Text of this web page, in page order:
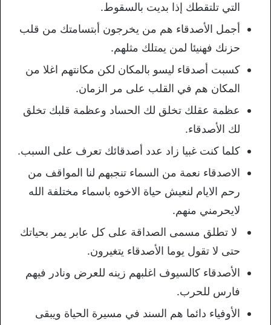
التي تلتقطك إذا بديت بالسقوط.
أجمل الأصدقاء هم من يخرجون أبتسامتك من قلب
حزنك فهنيئا لمن يمتلك مثلهم.
كسبت أصدقاء ليسو بالمكان لكن مكانتهم اغلا من
المكان هم في القلب على مر الزمان.
عظمة عقلك تخلق لك الحساد وعظمة قلبك تخلق
لك الأصدقاء.
كلما كنت غبيا زاد عدد أصدقائك تعرف على السبب.
الاصدقاء نعمة من السماء تنجبهم لنا المواقف من
رحم الايام لنعيش حياة الاخوه باسماء مختلفة الله
لايحرمني منهم.
لا تطلق مسمى الصداقة على كل عابر يمر بحياتك
حتى لا تقول يوما الأصدقاء يتغيرون.
الأصدقاء كالسيوف اغلبهم زينه للعرض ونادر فيهم
فارس للحرب.
الأوفياء دائما هم السند في مسيرة الحياة ويبقى